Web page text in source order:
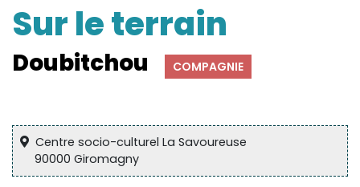
Sur le feu
(Actualités, annonces, vie professionnelle)
(Agenda, spectacles, événements des adhérents)
Sur le fond
(Fonctionnement, gouvernance, groupes de travail,
Sur le terrain
Doubitchou COMPAGNIE
Centre socio-culturel La Savoureuse
90000 Giromagny